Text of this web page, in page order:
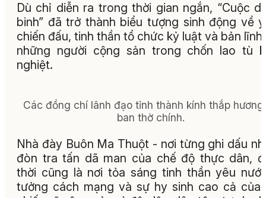
Dù chỉ diễn ra trong thời gian ngắn, “Cuộc
binh” đã trở thành biểu tượng sinh động về
chiến đấu, tinh thần tổ chức kỷ luật và bản lĩnh
những người cộng sản trong chốn lao tù
nghiệt.
Các đồng chí lãnh đạo tỉnh thành kính thắp
ban thờ chính.
Nhà đày Buôn Ma Thuột - nơi từng ghi dấu
đòn tra tấn dã man của chế độ thực dân,
thời cũng là nơi tỏa sáng tinh thần yêu
tưởng cách mạng và sự hy sinh cao cả của